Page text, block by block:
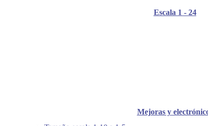
Escala 1 - 24
Mejoras y